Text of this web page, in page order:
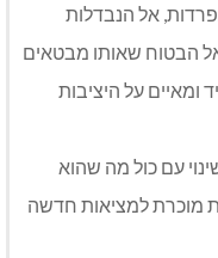
אל הנבדלות
הבטוח שאותו מבטאים
ומאיים על היציבות
עם כול מה שהוא
מוכרת למציאות חדשה